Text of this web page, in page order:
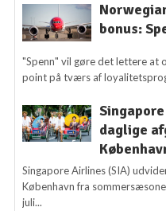
bonus:
"Spenn" vil gøre det lettere at
point på tværs af
daglige
Singapore Airlines (SIA)
København fra
juli...